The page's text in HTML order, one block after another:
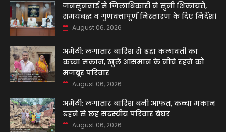
जनसुनवाई में जिलाधिकारी ने सुनीं शिकायतें,
समयबद्ध व गुणवत्तापूर्ण निस्तारण के दिए निर्देश।
August 06, 2026
अमेठी: लगातार बारिश से ढहा कलावती का
कच्चा मकान, खुले आसमान के नीचे रहने को
मजबूर परिवार
August 06, 2026
अमेठी: लगातार बारिश बनी आफत, कच्चा मकान
ढहने से छह सदस्यीय परिवार बेघर
August 06, 2026